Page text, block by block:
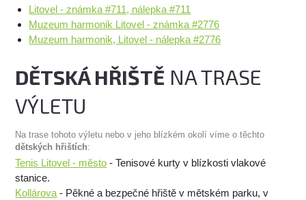
Litovel - známka #711, nálepka #711
Muzeum harmonik Litovel - známka #2776
Muzeum harmonik, Litovel - nálepka #2776
DĚTSKÁ HŘIŠTĚ NA TRASE
VÝLETU
Na trase tohoto výletu nebo v jeho blízkém okolí víme o těchto
dětských hřištích:
Tenis Litovel - město - Tenisové kurty v blízkosti vlakové
stanice.
Kollárova - Pěkné a bezpečné hřiště v mětském parku, v